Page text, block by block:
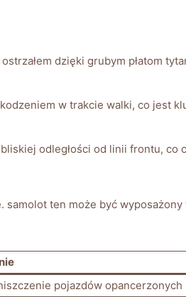
dzięki grubym⁣ płatom
w trakcie ‌walki, co jest
odległości od ‍linii frontu,
⁢ten⁣ może być
pojazdów opancerzonych